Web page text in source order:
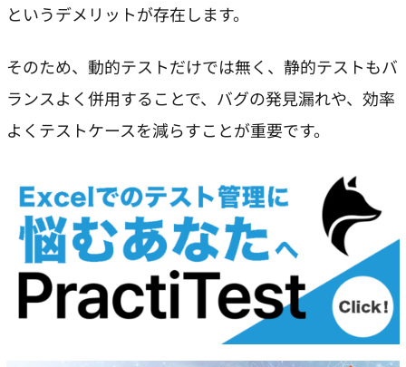
というデメリットが存在します。
そのため、動的テストだけでは無く、静的テストもバ
ランスよく併用することで、バグの発見漏れや、効率
よくテストケースを減らすことが重要です。